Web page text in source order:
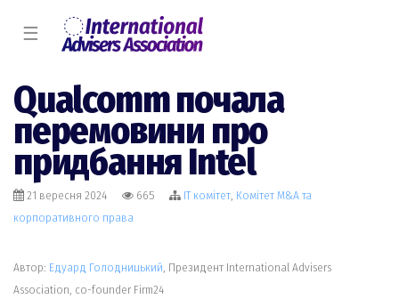
☰
Qualcomm почала
перемовини про
придбання Intel
21 вересня 2024 665 IT комiтет, Комiтет M&A та
корпоративного права
Автор: Едуард Голодницький , Президент International Advisers
Association, co-founder Firm24